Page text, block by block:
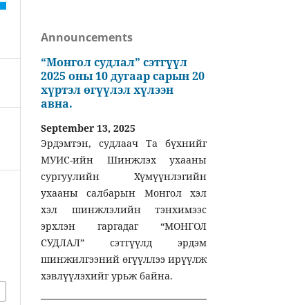
Announcements
“Монгол судлал” сэтгүүл
2025 оны 10 дугаар сарын 20
хүртэл өгүүлэл хүлээн
авна.
September 13, 2025
Эрдэмтэн, судлаач Та бүхнийг
МУИС-ийн Шинжлэх ухааны
сургуулийн Хүмүүнлэгийн
ухааны салбарын Монгол хэл
хэл шинжлэлийн тэнхимээс
эрхлэн гаргадаг “МОНГОЛ
СУДЛАЛ” сэтгүүлд эрдэм
шинжилгээний өгүүллээ ирүүлж
хэвлүүлэхийг урьж байна.